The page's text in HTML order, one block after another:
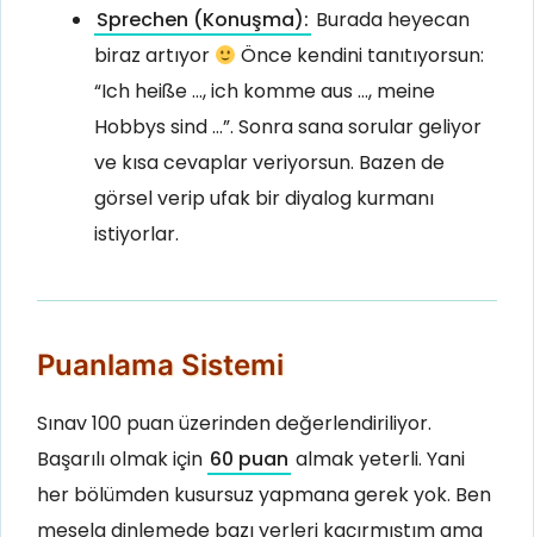
Sprechen (Konuşma): Burada heyecan
biraz artıyor
Önce kendini tanıtıyorsun:
“Ich heiße …, ich komme aus …, meine
Hobbys sind …”. Sonra sana sorular geliyor
ve kısa cevaplar veriyorsun. Bazen de
görsel verip ufak bir diyalog kurmanı
istiyorlar.
Puanlama Sistemi
Sınav 100 puan üzerinden değerlendiriliyor.
Başarılı olmak için 60 puan almak yeterli. Yani
her bölümden kusursuz yapmana gerek yok. Ben
mesela dinlemede bazı yerleri kaçırmıştım ama